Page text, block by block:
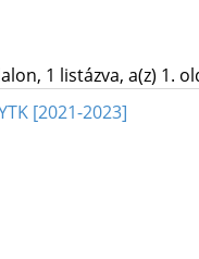
1 listázva, a(z) 1.
[2021-2023]